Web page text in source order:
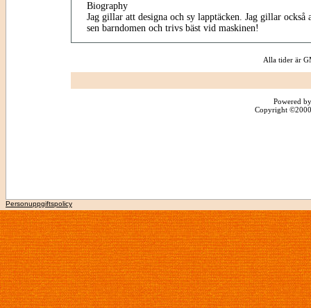
Biography
Jag gillar att designa och sy lapptäcken. Jag gillar också
sen barndomen och trivs bäst vid maskinen!
Alla tider är
Powered
Copyright
Personuppgiftspolicy